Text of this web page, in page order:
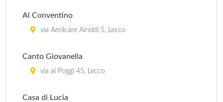
Al Conventino
via Amilcare Airoldi 5, Lecco
Canto Giovanella
via ai Poggi 45, Lecco
Casa di Lucia